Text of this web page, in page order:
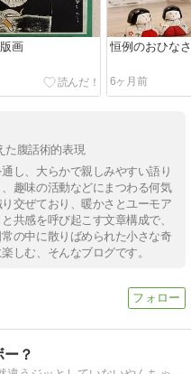
画 恒例のおひな
6ヶ月前
た腹話術的表現
し、大らかで親しみやすい語り
趣味の活動などにまつわる何気
交ぜており、暖かさとユーモア
共感を呼び起こす文章構成で、
の中に散りばめられた小さな奇
しむ、そんなブログです。
？